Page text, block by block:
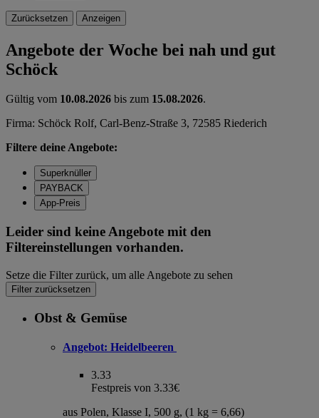
Zurücksetzen Anzeigen
Angebote der Woche bei nah und gut
Schöck
Gültig vom 10.08.2026 bis zum 15.08.2026.
Firma: Schöck Rolf, Carl-Benz-Straße 3, 72585 Riederich
Filtere deine Angebote:
Superknüller
PAYBACK
App-Preis
Leider sind keine Angebote mit den
Filtereinstellungen vorhanden.
Setze die Filter zurück, um alle Angebote zu sehen
Filter zurücksetzen
Obst & Gemüse
Angebot: Heidelbeeren
3.33
Festpreis von 3.33€
aus Polen, Klasse I, 500 g, (1 kg = 6,66)